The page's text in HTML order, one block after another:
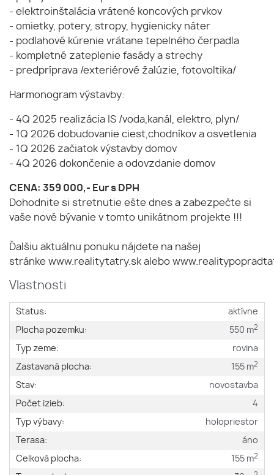
- elektroinštalácia vrátené koncových prvkov
- omietky, potery, stropy, hygienicky náter
- podlahové kúrenie vrátane tepelného čerpadla
- kompletné zateplenie fasády a strechy
- predpríprava /exteriérové žalúzie, fotovoltika/
Harmonogram výstavby:
- 4Q 2025 realizácia IS /voda,kanál, elektro, plyn/
- 1Q 2026 dobudovanie ciest,chodníkov a osvetlenia
- 1Q 2026 začiatok výstavby domov
- 4Q 2026 dokončenie a odovzdanie domov
CENA: 359 000,- Eur s DPH
Dohodnite si stretnutie ešte dnes a zabezpečte si
vaše nové bývanie v tomto unikátnom projekte !!!
Ďalšiu aktuálnu ponuku nájdete na našej
stránke www.realitytatry.sk alebo
Vlastnosti
Status:
aktívne
Plocha pozemku:
550 m2
Typ zeme:
rovina
Zastavaná plocha:
155 m2
Stav:
novostavba
Počet izieb:
4
Typ výbavy:
holopriestor
Terasa:
áno
Celková plocha:
155 m2